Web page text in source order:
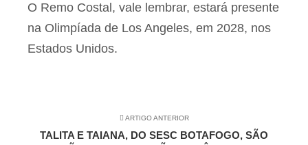
O Remo Costal, vale lembrar, estará presente
na Olimpíada de Los Angeles, em 2028, nos
Estados Unidos.
ARTIGO ANTERIOR
TALITA E TAIANA, DO SESC BOTAFOGO, SÃO